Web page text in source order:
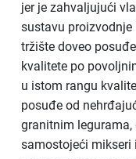
jer je zahvaljujući
sustavu
tržište doveo
kvalitete po
u istom rangu
posuđe od
granitnim legurama,
samostojeći